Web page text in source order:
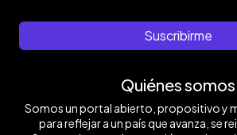
Suscribirme
Quiénes somos
Somos un portal abierto, propositivo y
para reflejar a un país que avanza, se